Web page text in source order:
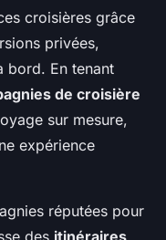
croisières grâce
privées,
bord. En tenant
de croisière
sur mesure,
expérience
réputées pour